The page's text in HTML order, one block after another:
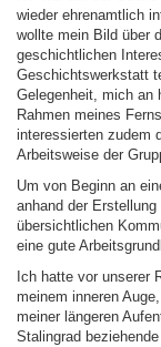
wieder ehrenamtlich
wollte mein Bild über
geschichtlichen
Geschichtswerkstatt
Gelegenheit, mich an
Rahmen meines
interessierten zudem
Arbeitsweise der
Um von Beginn an
anhand der
übersichtlichen
eine gute
Ich hatte vor unserer
meinem inneren
meiner längeren
Stalingrad